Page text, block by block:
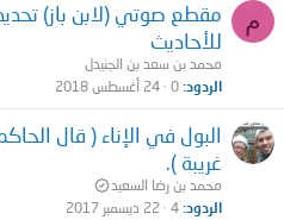
م
مقطع صوتي (لابن باز) تحديد
للأحاديث
محمد بن سعد بن الجنيدل
الردود 0 24 أغسطس 2018
البول في الإناء ( قال
غريبة ).
محمد بن رضا السعيد
الردود 4 22 ديسمبر 2017